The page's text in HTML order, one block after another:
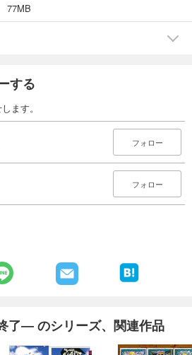
試し読み
する
―証明終了―（２０）
―証明終了―（２１）
試し読み
77MB
する
ます。
フォロー
フォロー
了― のシリーズ、関連作品